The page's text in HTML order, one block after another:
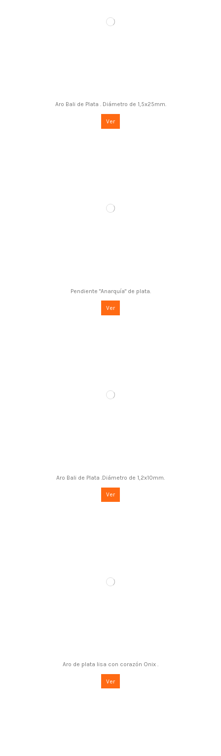
Aro Bali de Plata . Diámetro de 1,5x25mm.
Ver
Pendiente "Anarquía" de plata.
Ver
Aro Bali de Plata .Diámetro de 1,2x10mm.
Ver
Aro de plata lisa con corazón Onix .
Ver